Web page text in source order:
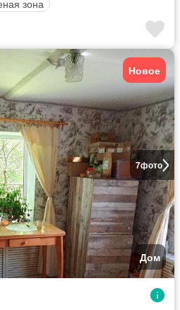
зона
7фото
Новое
Дом